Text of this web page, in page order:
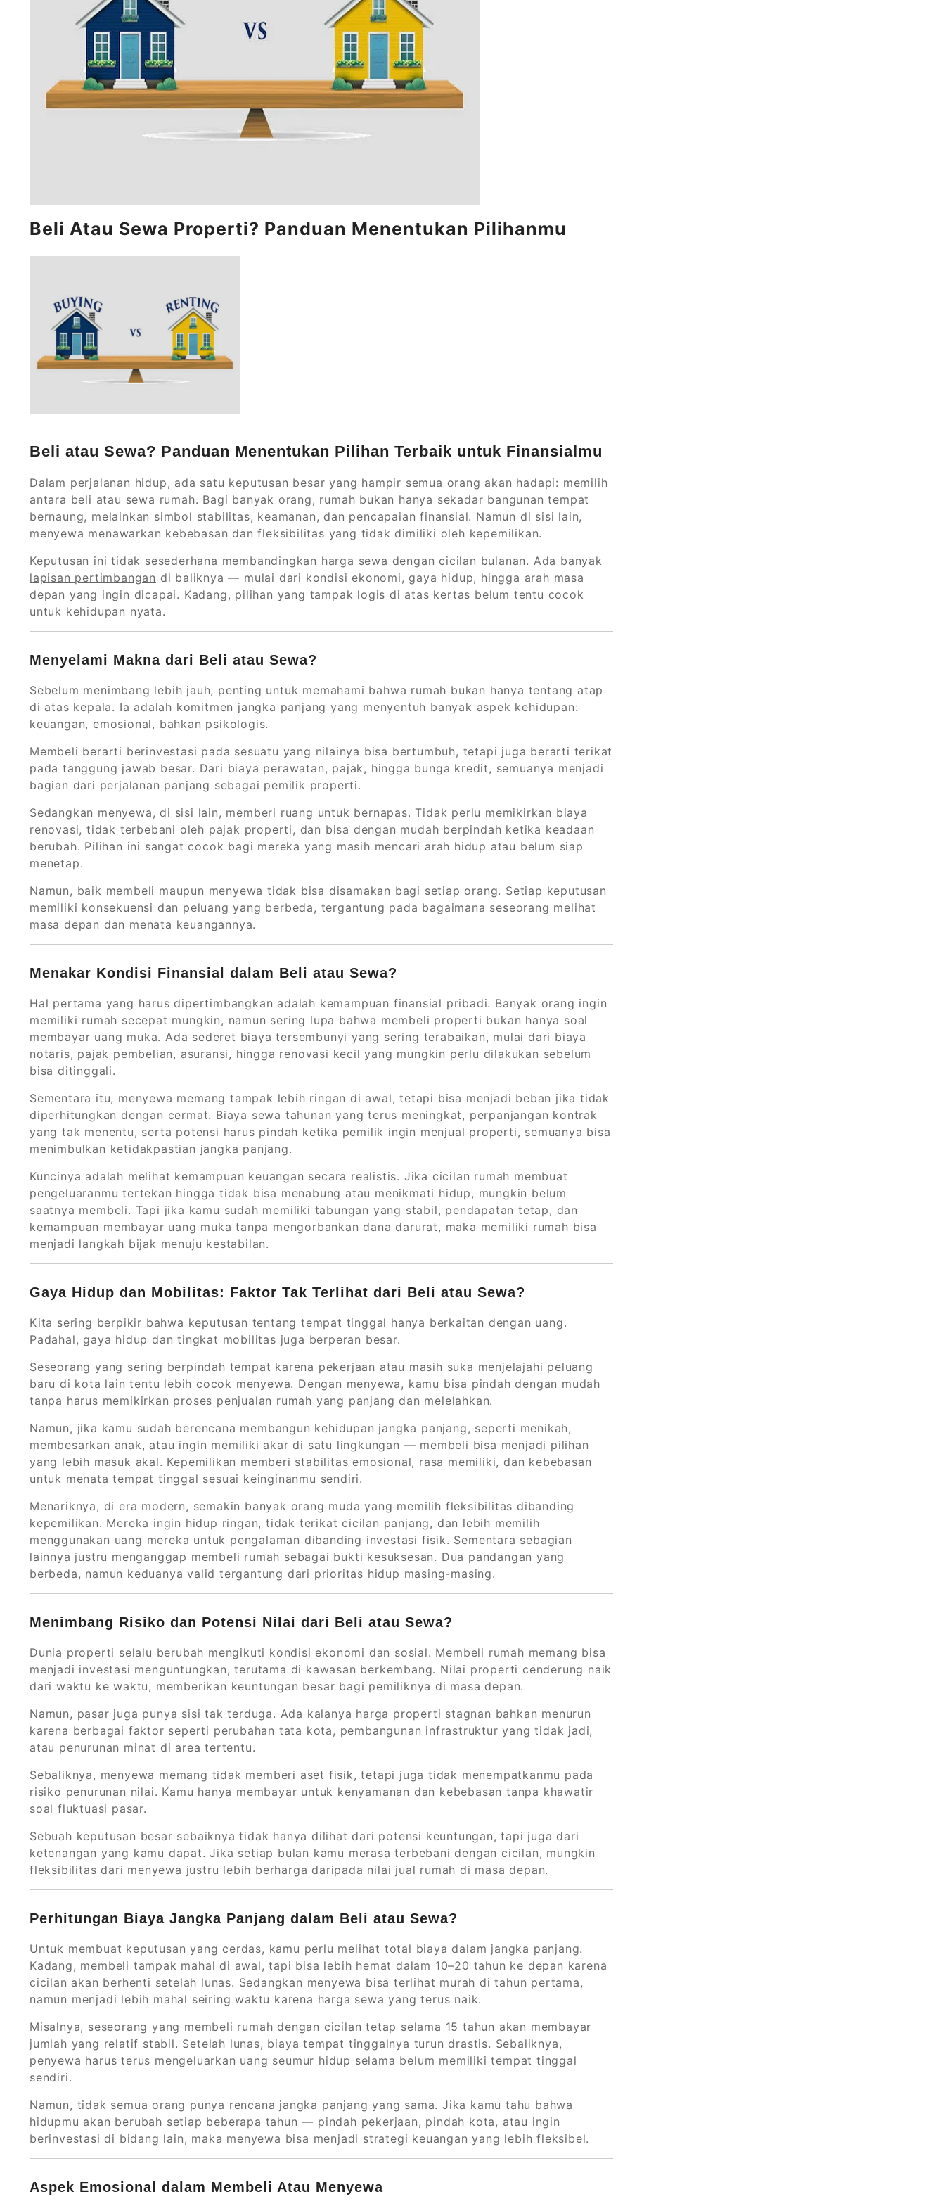
Beli Atau Sewa Properti? Panduan Menentukan Pilihanmu
Beli atau Sewa? Panduan Menentukan Pilihan Terbaik untuk Finansialmu
Dalam perjalanan hidup, ada satu keputusan besar yang hampir semua orang akan hadapi: memilih
antara beli atau sewa rumah. Bagi banyak orang, rumah bukan hanya sekadar bangunan tempat
bernaung, melainkan simbol stabilitas, keamanan, dan pencapaian finansial. Namun di sisi lain,
menyewa menawarkan kebebasan dan fleksibilitas yang tidak dimiliki oleh kepemilikan.
Keputusan ini tidak sesederhana membandingkan harga sewa dengan cicilan bulanan. Ada banyak
lapisan pertimbangan di baliknya — mulai dari kondisi ekonomi, gaya hidup, hingga arah masa
depan yang ingin dicapai. Kadang, pilihan yang tampak logis di atas kertas belum tentu cocok
untuk kehidupan nyata.
Menyelami Makna dari Beli atau Sewa?
Sebelum menimbang lebih jauh, penting untuk memahami bahwa rumah bukan hanya tentang atap
di atas kepala. Ia adalah komitmen jangka panjang yang menyentuh banyak aspek kehidupan:
keuangan, emosional, bahkan psikologis.
Membeli berarti berinvestasi pada sesuatu yang nilainya bisa bertumbuh, tetapi juga berarti terikat
pada tanggung jawab besar. Dari biaya perawatan, pajak, hingga bunga kredit, semuanya menjadi
bagian dari perjalanan panjang sebagai pemilik properti.
Sedangkan menyewa, di sisi lain, memberi ruang untuk bernapas. Tidak perlu memikirkan biaya
renovasi, tidak terbebani oleh pajak properti, dan bisa dengan mudah berpindah ketika keadaan
berubah. Pilihan ini sangat cocok bagi mereka yang masih mencari arah hidup atau belum siap
menetap.
Namun, baik membeli maupun menyewa tidak bisa disamakan bagi setiap orang. Setiap keputusan
memiliki konsekuensi dan peluang yang berbeda, tergantung pada bagaimana seseorang melihat
masa depan dan menata keuangannya.
Menakar Kondisi Finansial dalam Beli atau Sewa?
Hal pertama yang harus dipertimbangkan adalah kemampuan finansial pribadi. Banyak orang ingin
memiliki rumah secepat mungkin, namun sering lupa bahwa membeli properti bukan hanya soal
membayar uang muka. Ada sederet biaya tersembunyi yang sering terabaikan, mulai dari biaya
notaris, pajak pembelian, asuransi, hingga renovasi kecil yang mungkin perlu dilakukan sebelum
bisa ditinggali.
Sementara itu, menyewa memang tampak lebih ringan di awal, tetapi bisa menjadi beban jika tidak
diperhitungkan dengan cermat. Biaya sewa tahunan yang terus meningkat, perpanjangan kontrak
yang tak menentu, serta potensi harus pindah ketika pemilik ingin menjual properti, semuanya bisa
menimbulkan ketidakpastian jangka panjang.
Kuncinya adalah melihat kemampuan keuangan secara realistis. Jika cicilan rumah membuat
pengeluaranmu tertekan hingga tidak bisa menabung atau menikmati hidup, mungkin belum
saatnya membeli. Tapi jika kamu sudah memiliki tabungan yang stabil, pendapatan tetap, dan
kemampuan membayar uang muka tanpa mengorbankan dana darurat, maka memiliki rumah bisa
menjadi langkah bijak menuju kestabilan.
Gaya Hidup dan Mobilitas: Faktor Tak Terlihat dari Beli atau Sewa?
Kita sering berpikir bahwa keputusan tentang tempat tinggal hanya berkaitan dengan uang.
Padahal, gaya hidup dan tingkat mobilitas juga berperan besar.
Seseorang yang sering berpindah tempat karena pekerjaan atau masih suka menjelajahi peluang
baru di kota lain tentu lebih cocok menyewa. Dengan menyewa, kamu bisa pindah dengan mudah
tanpa harus memikirkan proses penjualan rumah yang panjang dan melelahkan.
Namun, jika kamu sudah berencana membangun kehidupan jangka panjang, seperti menikah,
membesarkan anak, atau ingin memiliki akar di satu lingkungan — membeli bisa menjadi pilihan
yang lebih masuk akal. Kepemilikan memberi stabilitas emosional, rasa memiliki, dan kebebasan
untuk menata tempat tinggal sesuai keinginanmu sendiri.
Menariknya, di era modern, semakin banyak orang muda yang memilih fleksibilitas dibanding
kepemilikan. Mereka ingin hidup ringan, tidak terikat cicilan panjang, dan lebih memilih
menggunakan uang mereka untuk pengalaman dibanding investasi fisik. Sementara sebagian
lainnya justru menganggap membeli rumah sebagai bukti kesuksesan. Dua pandangan yang
berbeda, namun keduanya valid tergantung dari prioritas hidup masing-masing.
Menimbang Risiko dan Potensi Nilai dari Beli atau Sewa?
Dunia properti selalu berubah mengikuti kondisi ekonomi dan sosial. Membeli rumah memang bisa
menjadi investasi menguntungkan, terutama di kawasan berkembang. Nilai properti cenderung naik
dari waktu ke waktu, memberikan keuntungan besar bagi pemiliknya di masa depan.
Namun, pasar juga punya sisi tak terduga. Ada kalanya harga properti stagnan bahkan menurun
karena berbagai faktor seperti perubahan tata kota, pembangunan infrastruktur yang tidak jadi,
atau penurunan minat di area tertentu.
Sebaliknya, menyewa memang tidak memberi aset fisik, tetapi juga tidak menempatkanmu pada
risiko penurunan nilai. Kamu hanya membayar untuk kenyamanan dan kebebasan tanpa khawatir
soal fluktuasi pasar.
Sebuah keputusan besar sebaiknya tidak hanya dilihat dari potensi keuntungan, tapi juga dari
ketenangan yang kamu dapat. Jika setiap bulan kamu merasa terbebani dengan cicilan, mungkin
fleksibilitas dari menyewa justru lebih berharga daripada nilai jual rumah di masa depan.
Perhitungan Biaya Jangka Panjang dalam Beli atau Sewa?
Untuk membuat keputusan yang cerdas, kamu perlu melihat total biaya dalam jangka panjang.
Kadang, membeli tampak mahal di awal, tapi bisa lebih hemat dalam 10–20 tahun ke depan karena
cicilan akan berhenti setelah lunas. Sedangkan menyewa bisa terlihat murah di tahun pertama,
namun menjadi lebih mahal seiring waktu karena harga sewa yang terus naik.
Misalnya, seseorang yang membeli rumah dengan cicilan tetap selama 15 tahun akan membayar
jumlah yang relatif stabil. Setelah lunas, biaya tempat tinggalnya turun drastis. Sebaliknya,
penyewa harus terus mengeluarkan uang seumur hidup selama belum memiliki tempat tinggal
sendiri.
Namun, tidak semua orang punya rencana jangka panjang yang sama. Jika kamu tahu bahwa
hidupmu akan berubah setiap beberapa tahun — pindah pekerjaan, pindah kota, atau ingin
berinvestasi di bidang lain, maka menyewa bisa menjadi strategi keuangan yang lebih fleksibel.
Aspek Emosional dalam Membeli Atau Menyewa